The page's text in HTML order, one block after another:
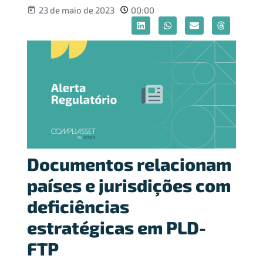
23 de maio de 2023 00:00
Documentos relacionam
países e jurisdições com
deficiências
estratégicas em PLD-
FTP